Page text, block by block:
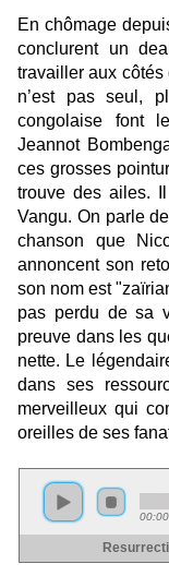
En chômage
conclurent un
travailler aux côtés
n’est pas seul,
congolaise font
Jeannot
ces grosses
trouve des ailes.
Vangu. On parle
chanson que
annoncent son
son nom est
pas perdu de sa
preuve dans les
nette. Le
dans ses
merveilleux qui
oreilles de ses